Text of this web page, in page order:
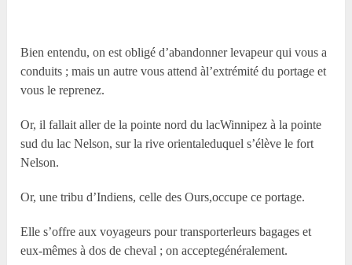
Bien entendu, on est obligé d’abandonner levapeur qui vous a
conduits ; mais un autre vous attend àl’extrémité du portage et
vous le reprenez.
Or, il fallait aller de la pointe nord du lacWinnipez à la pointe
sud du lac Nelson, sur la rive orientaleduquel s’élève le fort
Nelson.
Or, une tribu d’Indiens, celle des Ours,occupe ce portage.
Elle s’offre aux voyageurs pour transporterleurs bagages et
eux-mêmes à dos de cheval ; on acceptegénéralement.